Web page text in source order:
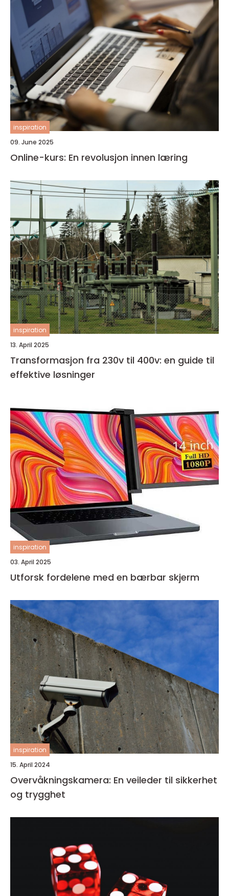
inspiration
09. June 2025
Online-kurs: En revolusjon innen læring
inspiration
13. April 2025
Transformasjon fra 230v til 400v: en guide til
effektive løsninger
inspiration
03. April 2025
Utforsk fordelene med en bærbar skjerm
inspiration
15. April 2024
Overvåkningskamera: En veileder til sikkerhet
og trygghet